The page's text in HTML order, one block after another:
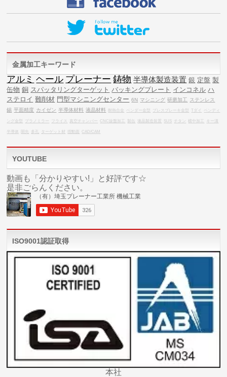
金属加工キーワード
アルミ ヘール プレーナー 鋳物 半導体製造装置 銀 定盤 製
缶物 銅 スパッタリングターゲット バッキングプレート インコネル ハ
ステロイ 難削材 門型マシニングセンター 6N マシニング 研磨加工
ステンレス
錫 平面精度 カイゼン 半導体材料 液晶材料 耐熱合金 ベンダー金型 プレスブレーキ金型 Tダイ ベンディ
ング金型 プラノミラー フライス 真空チャンバー CNC旋盤加工 製缶 液晶製造装置 SUS チタン 横中加工 キー溝
半導体 開先 多孔 ターゲット材 摺動面 CAD/CAM
YOUTUBE
動画も「分かりやすい!」と好評です☆
是非ごらんください。
ISO9001認証取得
本社